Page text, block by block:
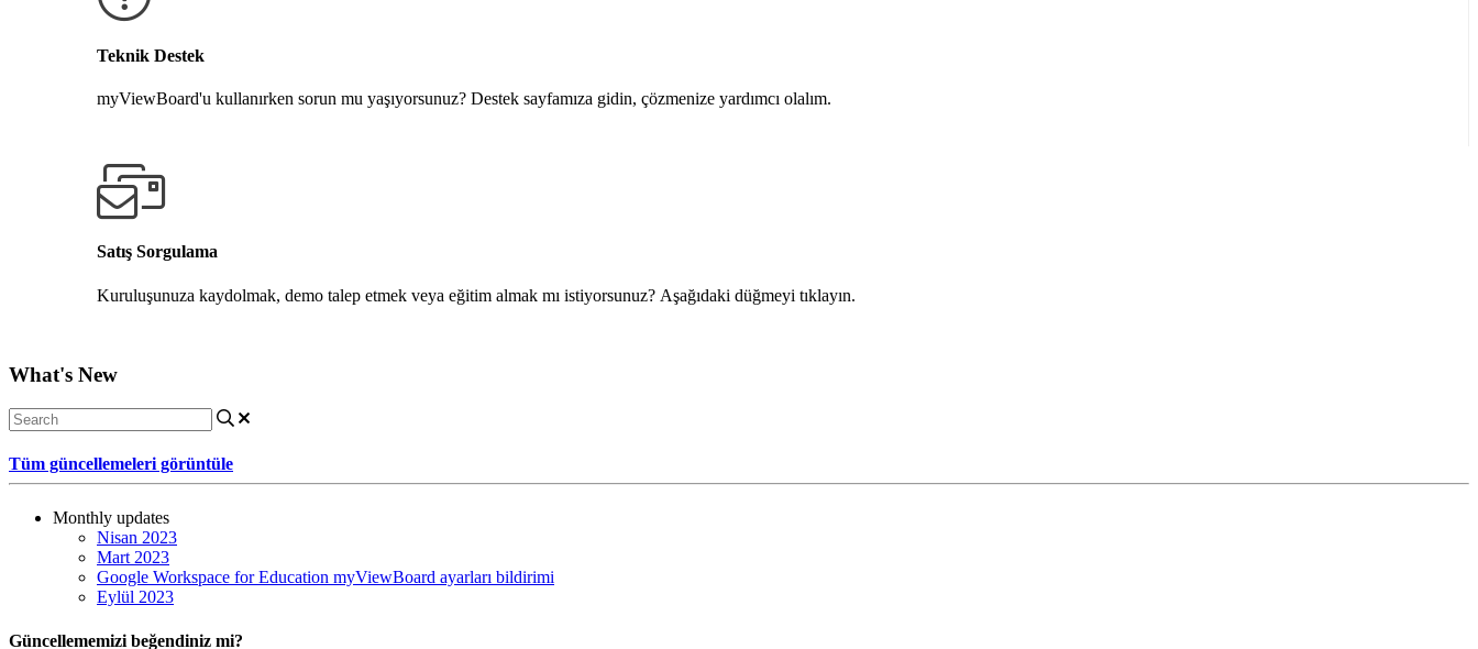
Teknik Destek
myViewBoard'u kullanırken sorun mu yaşıyorsunuz? Destek sayfamıza gidin, çözmenize yardımcı olalım.
Satış Sorgulama
Kuruluşunuza kaydolmak, demo talep etmek veya eğitim almak mı istiyorsunuz? Aşağıdaki düğmeyi tıklayın.
What's New
Tüm güncellemeleri görüntüle
Monthly updates
Nisan 2023
Mart 2023
Google Workspace for Education myViewBoard ayarları bildirimi
Eylül 2023
Güncellememizi beğendiniz mi?